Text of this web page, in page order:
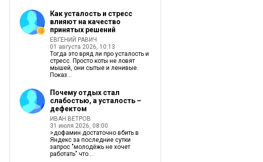
Как усталость и стресс
влияют на качество
принятых решений
ЕВГЕНИЙ РАВИЧ
01 августа 2026, 10:13
Тогда это вряд ли про усталость и
стресс. Просто коты не ловят
мышей, они сытые и ленивые.
Показ...
Почему отдых стал
слабостью, а усталость –
дефектом
ИВАН ВЕТРОВ
31 июля 2026, 08:00
>дофамин достаточно вбить в
Яндекс за последние сутки
запрос "молодёжь не хочет
работать" что...